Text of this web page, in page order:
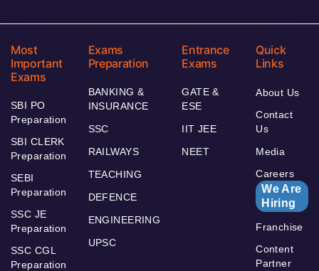
Most
Important
Exams
SBI PO
Preparation
SBI CLERK
Preparation
SEBI
Preparation
SSC JE
Preparation
SSC CGL
Preparation
Exams
Preparation
BANKING &
INSURANCE
SSC
RAILWAYS
TEACHING
DEFENCE
ENGINEERING
UPSC
Entrance
Exams
GATE &
ESE
IIT JEE
NEET
Quick
Links
About Us
Contact
Us
Media
Careers
We Are
Hiring
Franchise
Content
Partner